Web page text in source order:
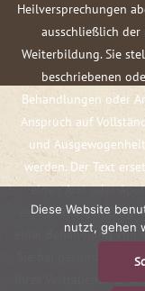
Heilversprechungen
ausschließlich
Weiterbildung. Sie
beschriebenen
Behandlungen oder
Anspruch auf
und
werden. Der Text
einen Arzt oder
eigenständigen
einer Behandlung von
Sie bei
Ihres Vertrauens! Ich
Diese Website
nutzt, gehen